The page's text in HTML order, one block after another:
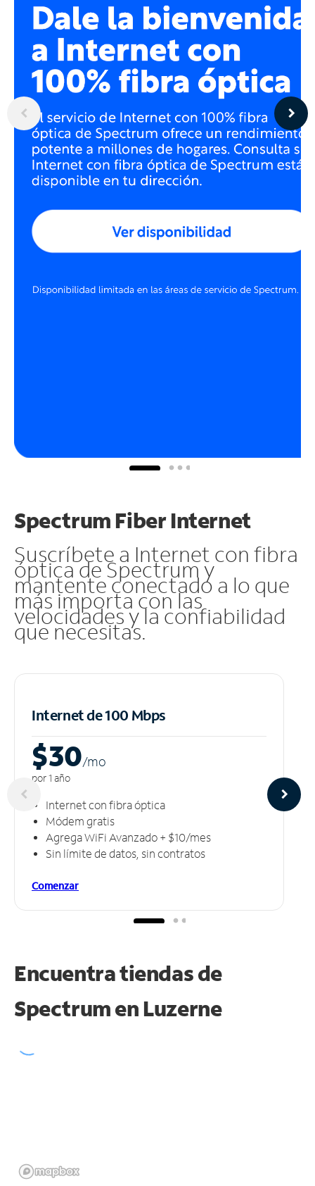
Spectrum Fiber Internet
Suscríbete a Internet con fibra
óptica de Spectrum y
mantente conectado a lo que
más importa con las
velocidades y la confiabilidad
que necesitas.
Internet de 100 Mbps
$30/mo
por 1 año
Internet con fibra óptica
Módem gratis
Agrega WiFi Avanzado + $10/mes
Sin límite de datos, sin contratos
Comenzar
Encuentra tiendas de
Spectrum en Luzerne